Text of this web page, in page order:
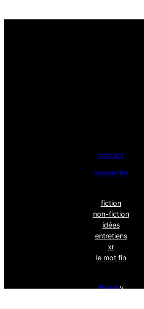
contact
newsletter
fiction
non-fiction
idées
entretiens
xr
le mot fin
Bluesky